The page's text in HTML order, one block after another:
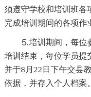
须遵守学校和培训班各
完成培训期间的各项作
⒌培训期间，每位
培训结束，每位学员提
并于8月22日下午交县
依据，并存入个人档案。